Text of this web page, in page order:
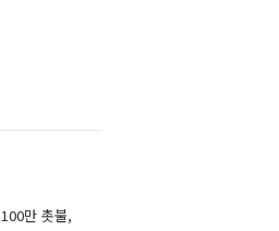
100만 촛불,